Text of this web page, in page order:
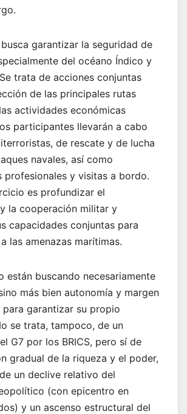
garantizar la seguridad de
del océano Índico y
trata de acciones conjuntas
de las principales rutas
actividades económicas
participantes llevarán a cabo
de rescate y de lucha
navales, así como
profesionales y visitas a bordo.
es profundizar el
la cooperación militar y
capacidades conjuntas para
las amenazas marítimas.
están buscando necesariamente
más bien autonomía y margen
para garantizar su propio
se trata, tampoco, de un
G7 por los BRICS, pero sí de
gradual de la riqueza y el poder,
un declive relativo del
(con epicentro en
y un ascenso estructural del